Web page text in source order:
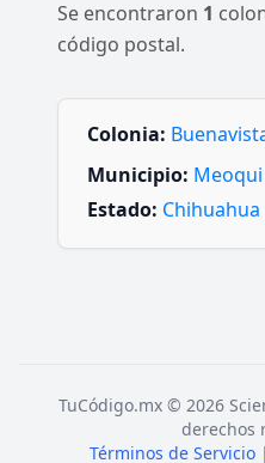
Se encontraron 1
código postal.
Colonia:
Municipio: Meoqui
Estado: Chihuahua
TuCódigo.mx © 2026
derechos
Términos de Servicio |